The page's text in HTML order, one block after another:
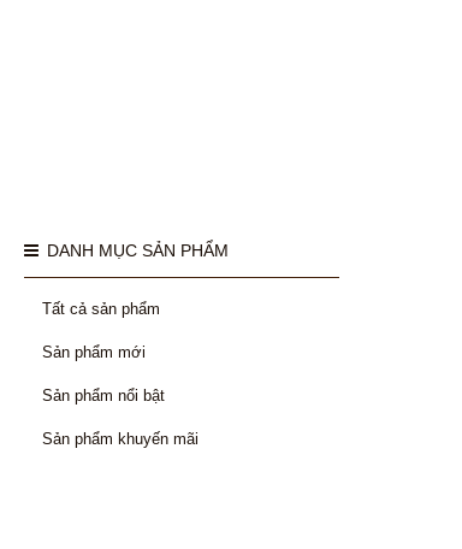
DANH MỤC SẢN PHẨM
Tất cả sản phẩm
Sản phẩm mới
Sản phẩm nổi bật
Sản phẩm khuyến mãi